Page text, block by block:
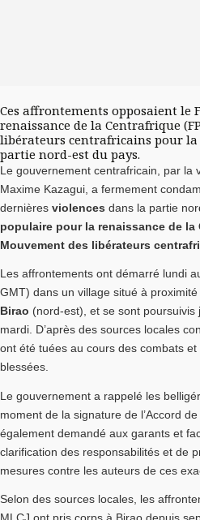
Ces affrontements opposaient le
renaissance de la Centrafrique
libérateurs centrafricains pour la
partie nord-est du pays.
Le gouvernement centrafricain, par la
Maxime Kazagui, a fermement
dernières violences dans la partie
populaire pour la renaissance de la
Mouvement des libérateurs
Les affrontements ont démarré lundi
GMT) dans un village situé à
Birao (nord-est), et se sont
mardi. D’après des sources locales
ont été tuées au cours des combats
blessées.
Le gouvernement a rappelé les
moment de la signature de l’Accord
également demandé aux garants et
clarification des responsabilités et de
mesures contre les auteurs de ces
Selon des sources locales, les